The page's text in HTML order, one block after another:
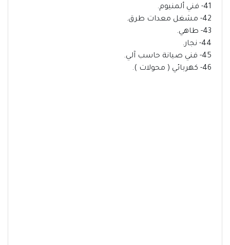
41- فني ألمنيوم.
42- مشغل معدات طرق.
43- طاهي.
44- نجار.
45- فني صيانة حاسب آلي.
46- كهربائي ( محولات ).